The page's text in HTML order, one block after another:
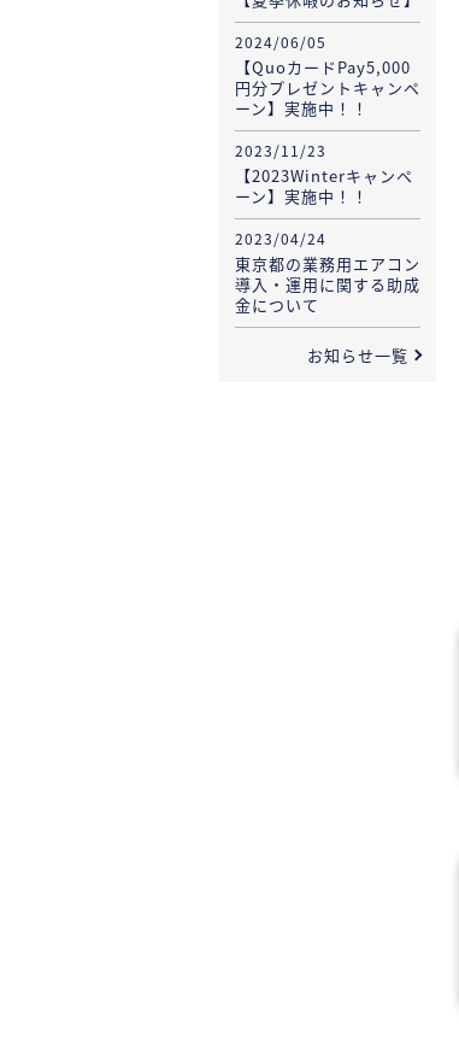
2024/06/05
【QuoカードPay5,000
円分プレゼントキャンペ
ーン】実施中！！
2023/11/23
【2023Winterキャンペ
ーン】実施中！！
2023/04/24
東京都の業務用エアコン
導入・運用に関する助成
金について
お知らせ一覧